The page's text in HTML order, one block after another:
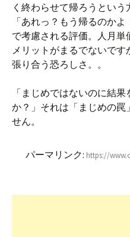
く終わらせて帰ろうという
「あれっ？もう帰るのか
で考慮される評価。人月
メリットがまるでないで
張り合う恐ろしさ。。
「まじめではないのに結
か？」それは「まじめの罠
せん。
パーマリンク: https://